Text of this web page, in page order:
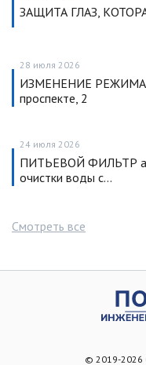
ЗАЩИТА ГЛАЗ,
28 июля 2026
ИЗМЕНЕНИЕ РЕЖИМА
проспекте, 2
24 июля 2026
ПИТЬЕВОЙ ФИЛЬТР
очистки воды с…
Смотреть все
© 2019-2026